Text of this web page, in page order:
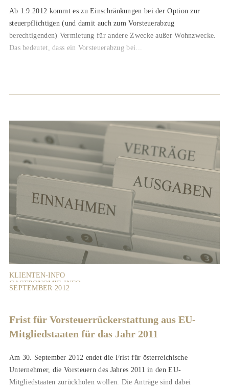
Ab 1.9.2012 kommt es zu Einschränkungen bei der Option zur
steuerpflichtigen (und damit auch zum Vorsteuerabzug
berechtigenden) Vermietung für andere Zwecke außer Wohnzwecke.
Das bedeutet, dass ein Vorsteuerabzug bei...
KLIENTEN-INFO
GASTRONOMIE-INFO
SEPTEMBER 2012
Frist für Vorsteuerrückerstattung aus EU-
Mitgliedstaaten für das Jahr 2011
Am 30. September 2012 endet die Frist für österreichische
Unternehmer, die Vorsteuern des Jahres 2011 in den EU-
Mitgliedstaaten zurückholen wollen. Die Anträge sind dabei